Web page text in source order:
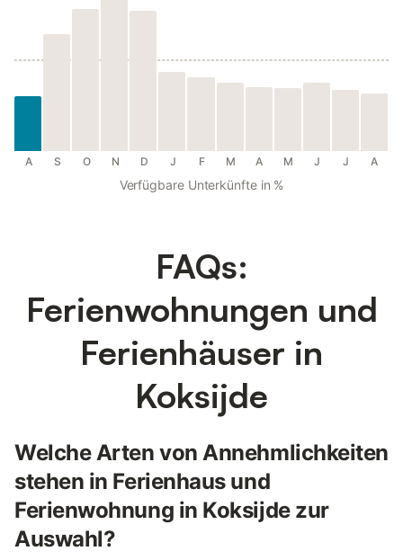
A S O N D J F M A M J J A
Verfügbare Unterkünfte in %
FAQs:
Ferienwohnungen und
Ferienhäuser in
Koksijde
Welche Arten von Annehmlichkeiten
stehen in Ferienhaus und
Ferienwohnung in Koksijde zur
Auswahl?